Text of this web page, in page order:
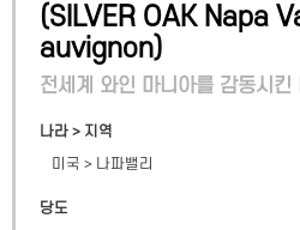
(SILVER OAK Napa
auvignon)
전세계 와인 마니아를 감동시킨
나라 > 지역
미국 > 나파밸리
당도